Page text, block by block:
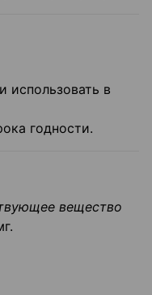
использовать в
годности.
вещество